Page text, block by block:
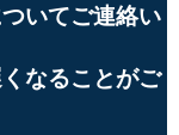
いてご連絡い
なることがご